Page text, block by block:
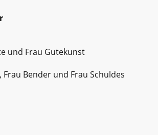
und Frau Gutekunst
Frau Bender und Frau Schuldes